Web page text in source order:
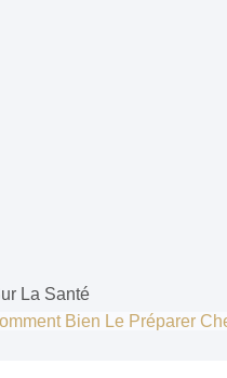
La Santé
Bien Le Préparer